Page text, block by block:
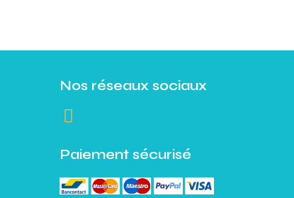
Nos réseaux sociaux
Paiement sécurisé